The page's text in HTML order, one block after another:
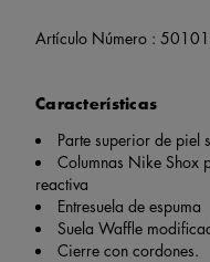
Artículo Número :
Características
Parte superior de piel
Columnas Nike Shox
reactiva
Entresuela de espuma
Suela Waffle
Cierre con cordones.